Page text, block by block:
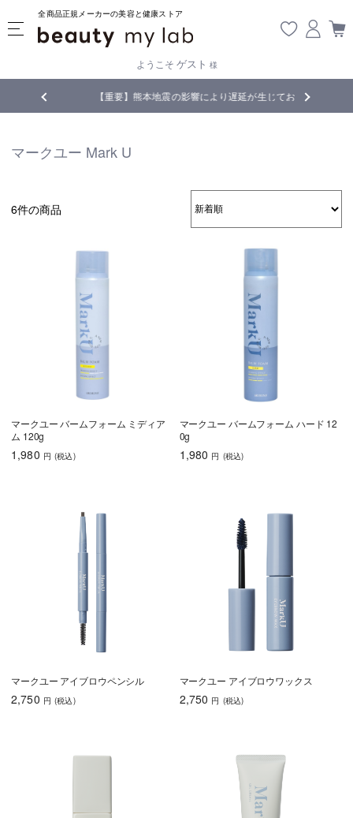
全商品正規メーカーの美容と健康ストア
ようこそ ゲスト 様
【重要】熊本地震の影響により遅延が生じております
マークユー Mark U
6件の商品
マークユー バームフォーム ミディア
ム 120g
1,980 円 (税込)
マークユー バームフォーム ハード 12
0g
1,980 円 (税込)
マークユー アイブロウペンシル
2,750 円 (税込)
マークユー アイブロウワックス
2,750 円 (税込)